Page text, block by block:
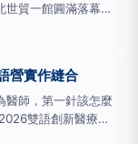
世貿一館圓滿落幕。
中心、神經醫學中
分院聯合參展，展
伸智慧串連偏鄉社
營實作縫合
醫師，第一針該怎麼
雙語創新醫療體
過雙語教學與醫療